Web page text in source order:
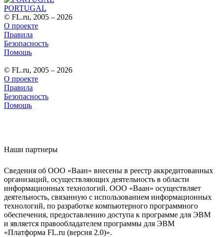
PORTUGAL
© FL.ru, 2005 – 2026
О проекте
Правила
Безопасность
Помощь
© FL.ru, 2005 – 2026
О проекте
Правила
Безопасность
Помощь
Наши партнеры
Сведения об ООО «Ваан» внесены в реестр аккредитованных
организаций, осуществляющих деятельность в области
информационных технологий. ООО «Ваан» осуществляет
деятельность, связанную с использованием информационных
технологий, по разработке компьютерного программного
обеспечения, предоставлению доступа к программе для ЭВМ
и является правообладателем программы для ЭВМ
«Платформа FL.ru (версия 2.0)».